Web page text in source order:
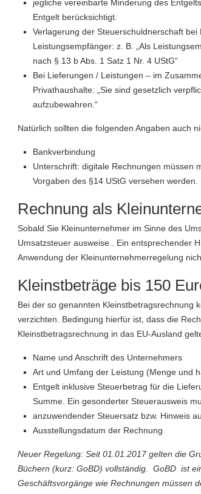
jegliche vereinbarte Minderung des
Entgelt berücksichtigt.
Verlagerung der Steuerschuldnerschaft bei
Leistungsempfänger: z. B. „Als
nach § 13 b Abs. 1 Satz 1 Nr. 4 UStG“
Bei Lieferungen / Leistungen – im
Privathaushalte: „Sie sind gesetzlich
aufzubewahren.“
Natürlich sollten die folgenden Angaben auch
Bankverbindung
Unterschrift: digitale Rechnungen müssen
Vorgaben des §14 UStG versehen werden.
Rechnung als
Sobald Sie Kleinunternehmer im Sinne des
Umsatzsteuer ausweise.. Ein entsprechender
Anwendung der Kleinunternehmerregelung
Kleinstbeträge bis 150
Bei der so genannten Kleinstbetragsrechnung
verzichten. Bedingung hierfür ist, dass die
Kleinstbetragsrechnung in das EU-Ausland
Name und Anschrift des Unternehmers
Art und Umfang der Leistung (Menge und
Entgelt inklusive Steuerbetrag für die
Summe. Ein gesonderter Steuerausweis
anzuwendender Steuersatz bzw. Hinweis
Ausstellungsdatum der Rechnung
Neuer Regelung: Seit 01.01.2017 gelten die
Büchern (kurz: GoBD) vollständig. GoBD ist
Geschäftsvorgänge wie Rechnungen müssen